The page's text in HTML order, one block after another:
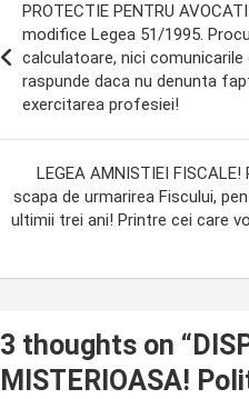
PROTECTIE PENTRU
modifice Legea 51/1995.
calculatoare, nici
raspunde daca nu denunta
exercitarea profesiei!
LEGEA AMNISTIEI
scapa de urmarirea Fiscului,
ultimii trei ani! Printre cei care
3 thoughts on “
MISTERIOASA!